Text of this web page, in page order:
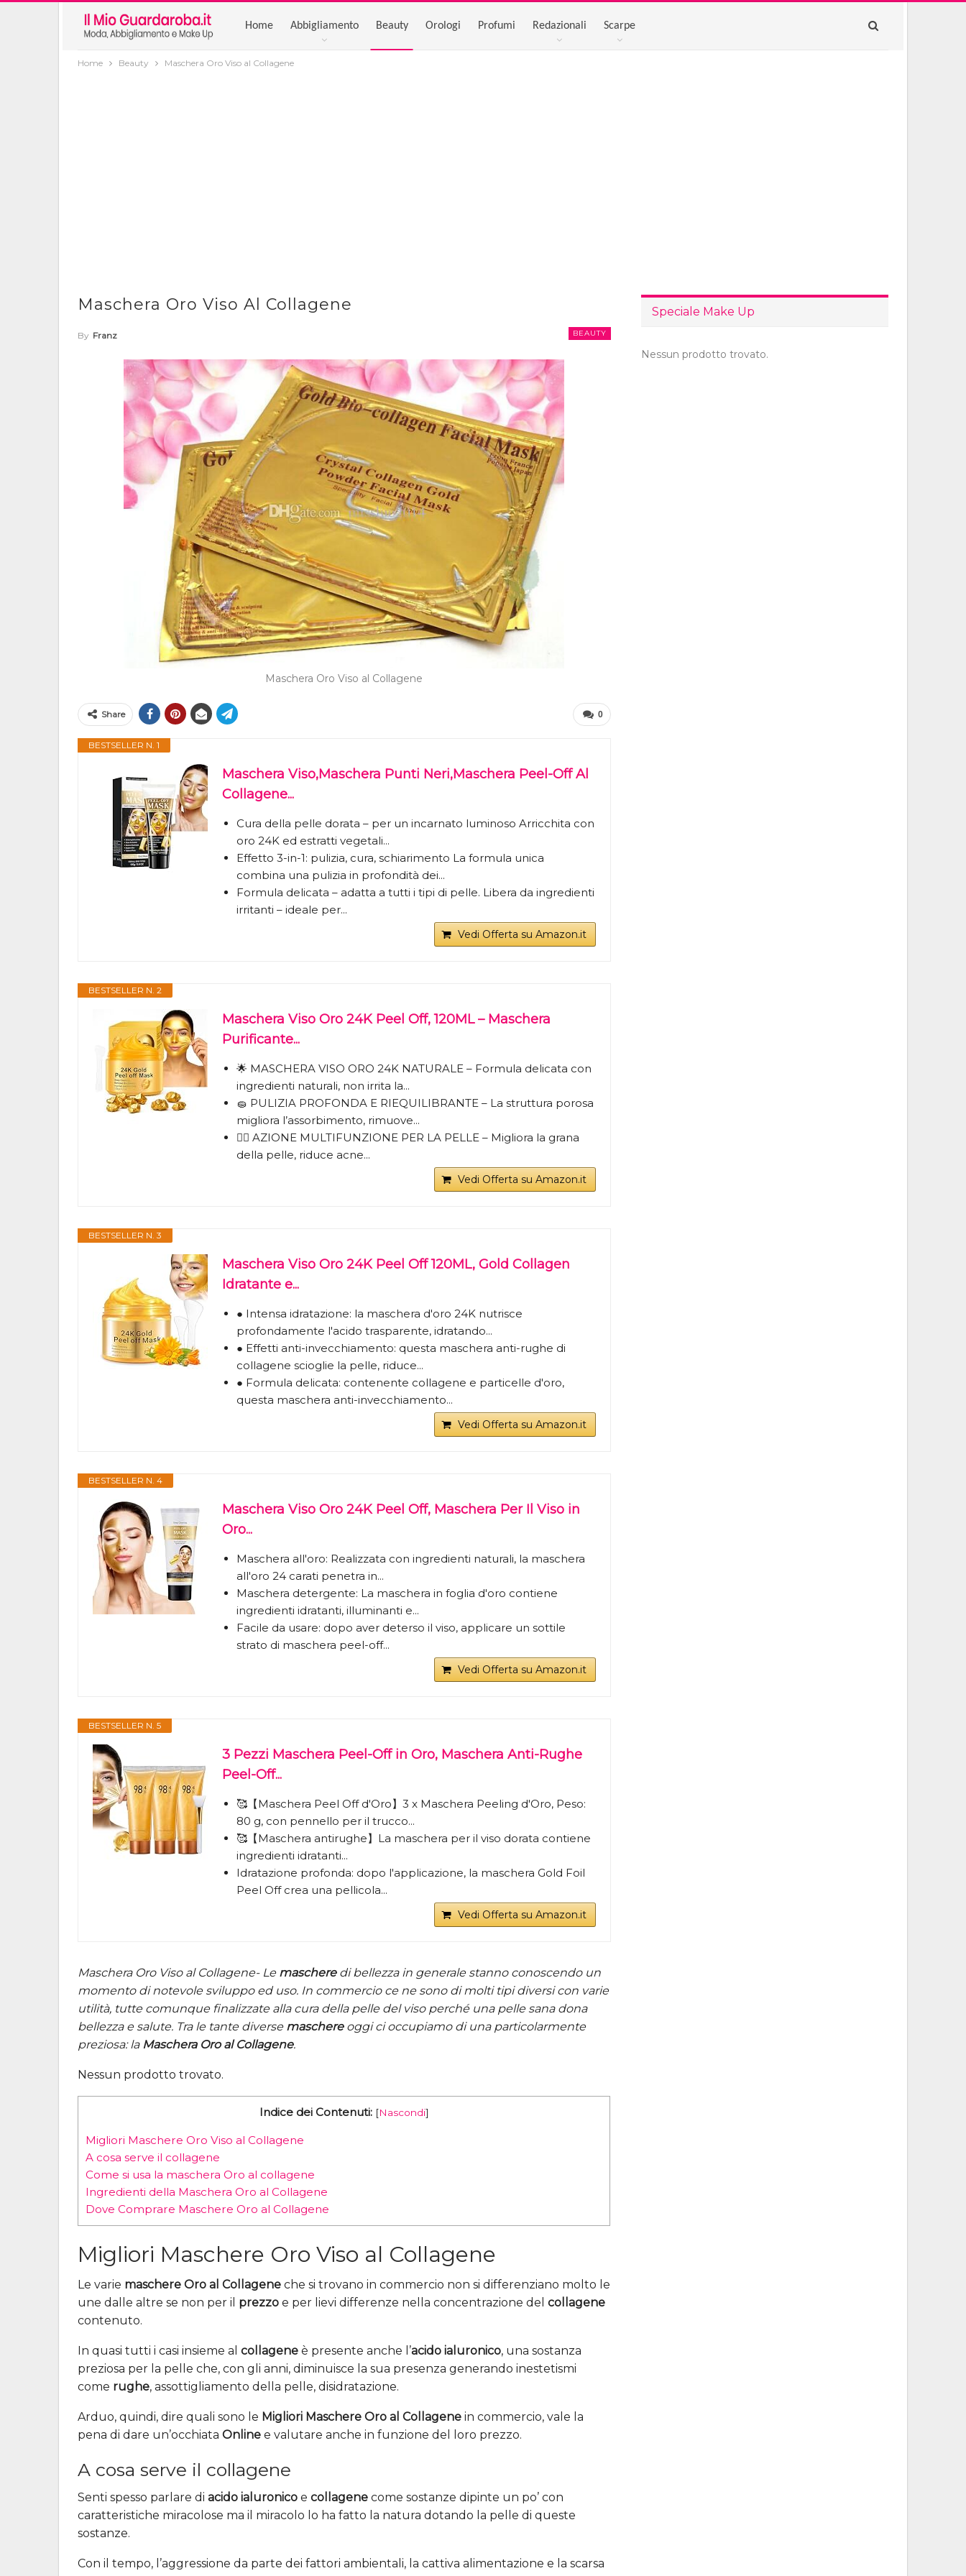
Home Abbigliamento Beauty Orologi Profumi Redazionali Scarpe
Home Beauty Maschera Oro Viso al Collagene
Maschera Oro Viso Al Collagene
BEAUTY
By Franz
Maschera Oro Viso al Collagene
0
Share
BESTSELLER N. 1
Maschera Viso,Maschera Punti Neri,Maschera Peel-Off Al
Collagene...
Cura della pelle dorata – per un incarnato luminoso Arricchita con
oro 24K ed estratti vegetali...
Effetto 3-in-1: pulizia, cura, schiarimento La formula unica
combina una pulizia in profondità dei...
Formula delicata – adatta a tutti i tipi di pelle. Libera da ingredienti
irritanti – ideale per...
Vedi Offerta su Amazon.it
BESTSELLER N. 2
Maschera Viso Oro 24K Peel Off, 120ML – Maschera
Purificante...
🌟 MASCHERA VISO ORO 24K NATURALE – Formula delicata con
ingredienti naturali, non irrita la...
🧽 PULIZIA PROFONDA E RIEQUILIBRANTE – La struttura porosa
migliora l’assorbimento, rimuove...
💆‍♀️ AZIONE MULTIFUNZIONE PER LA PELLE – Migliora la grana
della pelle, riduce acne...
Vedi Offerta su Amazon.it
BESTSELLER N. 3
Maschera Viso Oro 24K Peel Off 120ML, Gold Collagen
Idratante e...
● Intensa idratazione: la maschera d'oro 24K nutrisce
profondamente l'acido trasparente, idratando...
● Effetti anti-invecchiamento: questa maschera anti-rughe di
collagene scioglie la pelle, riduce...
● Formula delicata: contenente collagene e particelle d'oro,
questa maschera anti-invecchiamento...
Vedi Offerta su Amazon.it
BESTSELLER N. 4
Maschera Viso Oro 24K Peel Off, Maschera Per Il Viso in
Oro...
Maschera all'oro: Realizzata con ingredienti naturali, la maschera
all'oro 24 carati penetra in...
Maschera detergente: La maschera in foglia d'oro contiene
ingredienti idratanti, illuminanti e...
Facile da usare: dopo aver deterso il viso, applicare un sottile
strato di maschera peel-off...
Vedi Offerta su Amazon.it
BESTSELLER N. 5
3 Pezzi Maschera Peel-Off in Oro, Maschera Anti-Rughe
Peel-Off...
🥰【Maschera Peel Off d'Oro】3 x Maschera Peeling d'Oro, Peso:
80 g, con pennello per il trucco...
🥰【Maschera antirughe】La maschera per il viso dorata contiene
ingredienti idratanti...
Idratazione profonda: dopo l'applicazione, la maschera Gold Foil
Peel Off crea una pellicola...
Vedi Offerta su Amazon.it
Maschera Oro Viso al Collagene- Le mascheredi bellezza in generale stanno conoscendo un
momento di notevole sviluppo ed uso. In commercio ce ne sono di molti tipi diversi con varie
utilità, tutte comunque finalizzate alla cura della pelle del viso perché una pelle sana dona
bellezza e salute. Tra le tante diverse maschereoggi ci occupiamo di una particolarmente
preziosa: laMaschera Oro al Collagene.
Nessun prodotto trovato.
Indice dei Contenuti: [Nascondi]
Migliori Maschere Oro Viso al Collagene
A cosa serve il collagene
Come si usa la maschera Oro al collagene
Ingredienti della Maschera Oro al Collagene
Dove Comprare Maschere Oro al Collagene
Migliori Maschere Oro Viso al Collagene
Le varie maschere Oro al Collagene che si trovano in commercio non si differenziano molto le
une dalle altre se non per il prezzo e per lievi differenze nella concentrazione del collagene
contenuto.
In quasi tutti i casi insieme al collagene è presente anche l’acido ialuronico, una sostanza
preziosa per la pelle che, con gli anni, diminuisce la sua presenza generando inestetismi
come rughe, assottigliamento della pelle, disidratazione.
Arduo, quindi, dire quali sono le Migliori Maschere Oro al Collagene in commercio, vale la
pena di dare un’occhiata Online e valutare anche in funzione del loro prezzo.
A cosa serve il collagene
Senti spesso parlare di acido ialuronico e collagene come sostanze dipinte un po’ con
caratteristiche miracolose ma il miracolo lo ha fatto la natura dotando la pelle di queste
sostanze.
Con il tempo, l’aggressione da parte dei fattori ambientali, la cattiva alimentazione e la scarsa
Speciale Make Up
Nessun prodotto trovato.